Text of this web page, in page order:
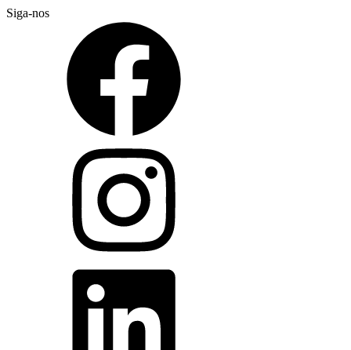
Siga-nos